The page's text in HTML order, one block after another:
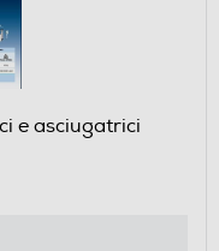
e asciugatrici